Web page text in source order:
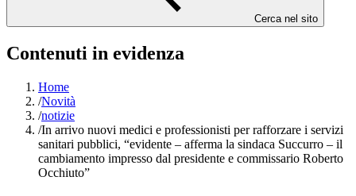
Cerca nel sito
Contenuti in evidenza
Home
/Novità
/notizie
/In arrivo nuovi medici e professionisti per rafforzare i servizi
sanitari pubblici, “evidente – afferma la sindaca Succurro – il
cambiamento impresso dal presidente e commissario Roberto
Occhiuto”